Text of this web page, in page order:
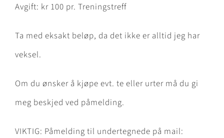
Avgift: kr 100 pr. Treningstreff
Ta med eksakt beløp, da det ikke er alltid jeg har
veksel.
Om du ønsker å kjøpe evt. te eller urter må du gi
meg beskjed ved påmelding.
VIKTIG: Påmelding til undertegnede på mail: